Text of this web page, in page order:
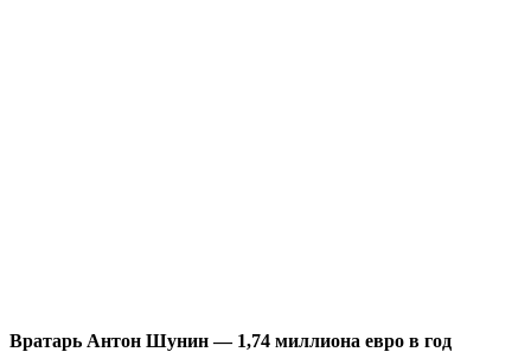
Вратарь Антон Шунин — 1,74 миллиона евро в год